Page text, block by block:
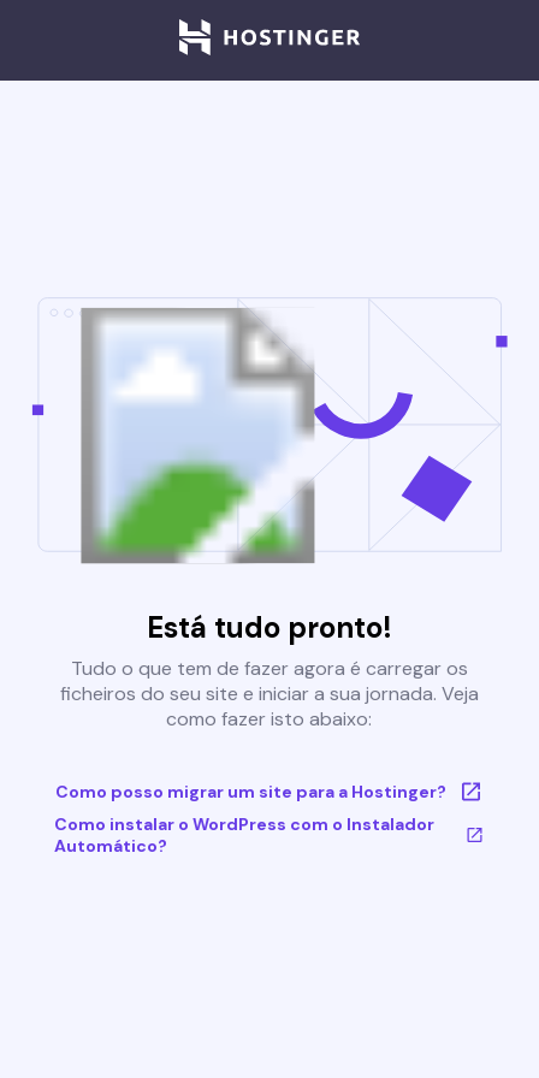
Está tudo pronto!
Tudo o que tem de fazer agora é carregar os
ficheiros do seu site e iniciar a sua jornada. Veja
como fazer isto abaixo:
Como posso migrar um site para a Hostinger?
Como instalar o WordPress com o Instalador
Automático?